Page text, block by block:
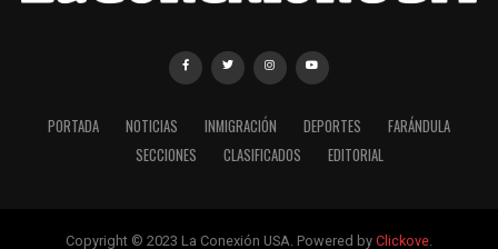
PORTADA NOTICIAS INMIGRACIÓN DEPORTES
FARÁNDULA
SECCIONES
CLASIFICADOS EDITORIAL
Copyright © 2023 La Conexión USA. Powered by Clickove.